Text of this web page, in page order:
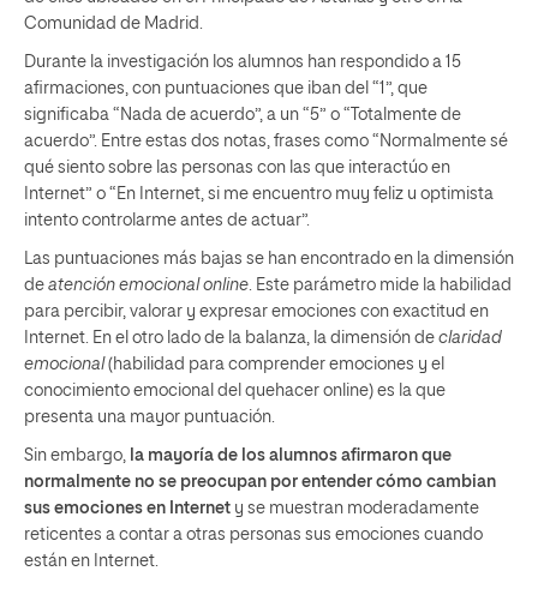
Comunidad de Madrid.
Durante la investigación los alumnos han respondido a 15
afirmaciones, con puntuaciones que iban del “1”, que
significaba “Nada de acuerdo”, a un “5” o “Totalmente de
acuerdo”. Entre estas dos notas, frases como “Normalmente sé
qué siento sobre las personas con las que interactúo en
Internet” o “En Internet, si me encuentro muy feliz u optimista
intento controlarme antes de actuar”.
Las puntuaciones más bajas se han encontrado en la dimensión
de atención emocional online. Este parámetro mide la habilidad
para percibir, valorar y expresar emociones con exactitud en
Internet. En el otro lado de la balanza, la dimensión de claridad
emocional (habilidad para comprender emociones y el
conocimiento emocional del quehacer online) es la que
presenta una mayor puntuación.
Sin embargo, la mayoría de los alumnos afirmaron que
normalmente no se preocupan por entender cómo cambian
sus emociones en Internet y se muestran moderadamente
reticentes a contar a otras personas sus emociones cuando
están en Internet.